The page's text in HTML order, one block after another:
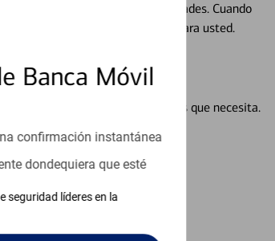
Banca Móvil
confirmación instantánea
dondequiera que esté
seguridad líderes en la
de acuerdo con sus necesidades. Cuando
un momento que sea adecuado para usted.
a proporcionar las respuestas que necesita.